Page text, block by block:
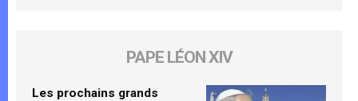
PAPE LÉON XIV
Les prochains grands